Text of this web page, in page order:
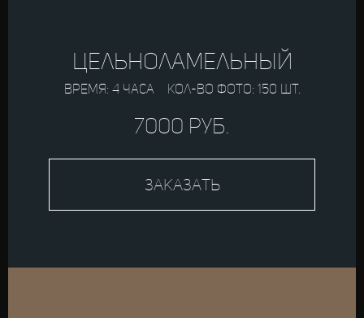
цельноламельный
время: 4 часа кол-во фото: 150 шт.
7000 руб.
Заказать